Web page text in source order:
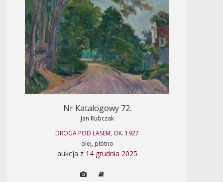
Nr Katalogowy 72.
Jan Rubczak
DROGA POD LASEM, OK. 1927
olej, płótno
aukcja z 14 grudnia 2025